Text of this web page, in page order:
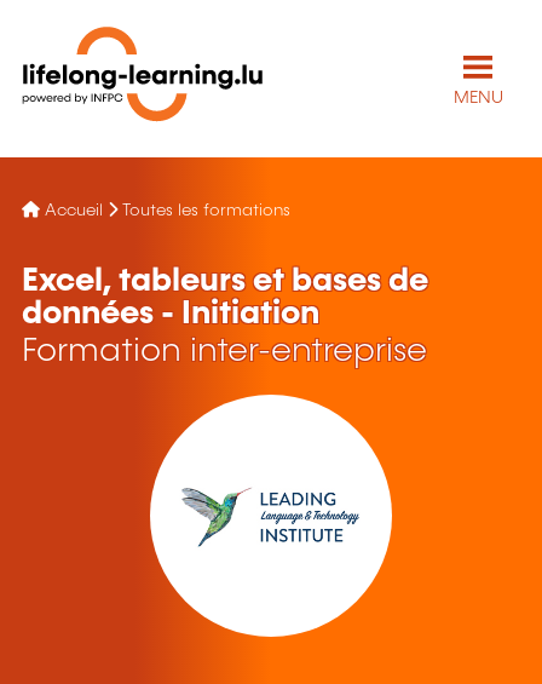
MENU
Accueil Toutes les formations
Excel, tableurs et bases de
données - Initiation
Formation inter-entreprise